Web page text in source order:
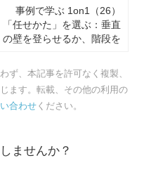
事例で学ぶ 1on1（26）
「任せかた」を選ぶ：垂直
の壁を登らせるか、階段を
ず、本記事を許可なく複製、
ます。転載、その他の利用の
合わせ ください。
ませんか？